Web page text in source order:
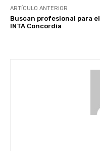
ARTÍCULO ANTERIOR
Buscan profesional para el
INTA Concordia